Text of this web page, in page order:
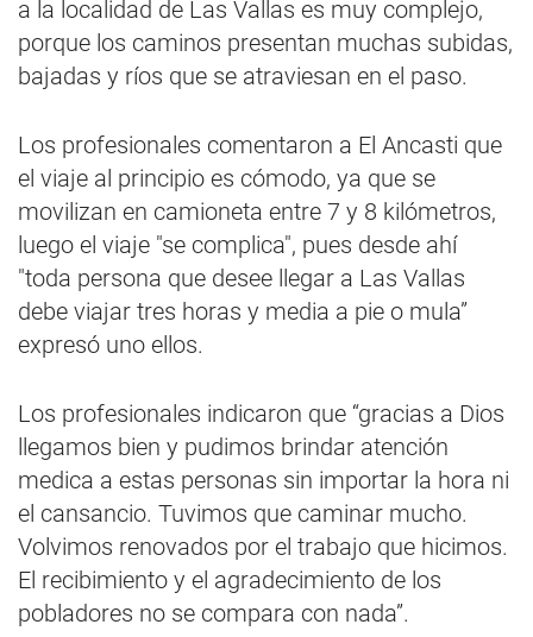
a la localidad de Las Vallas es muy complejo,
porque los caminos presentan muchas subidas,
bajadas y ríos que se atraviesan en el paso.
Los profesionales comentaron a El Ancasti que
el viaje al principio es cómodo, ya que se
movilizan en camioneta entre 7 y 8 kilómetros,
luego el viaje "se complica", pues desde ahí
"toda persona que desee llegar a Las Vallas
debe viajar tres horas y media a pie o mula”
expresó uno ellos.
Los profesionales indicaron que “gracias a Dios
llegamos bien y pudimos brindar atención
medica a estas personas sin importar la hora ni
el cansancio. Tuvimos que caminar mucho.
Volvimos renovados por el trabajo que hicimos.
El recibimiento y el agradecimiento de los
pobladores no se compara con nada”.